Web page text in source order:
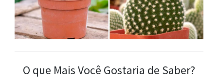
O que Mais Você Gostaria de Saber?